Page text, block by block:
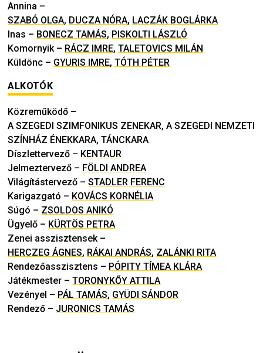
Annina –
SZABÓ OLGA, DUCZA NÓRA, LACZÁK BOGLÁRKA
Inas – BONECZ TAMÁS, PISKOLTI LÁSZLÓ
Komornyik– RÁCZ IMRE,TALETOVICS MILÁN
Küldönc – GYURIS IMRE,TÓTH PÉTER
ALKOTÓK
Közreműködő –
A SZEGEDI SZIMFONIKUS ZENEKAR, A SZEGEDI NEMZETI
SZÍNHÁZ ÉNEKKARA, TÁNCKARA
Díszlettervező – KENTAUR
Jelmeztervező – FÖLDI ANDREA
Világítástervező –STADLER FERENC
Karigazgató – KOVÁCS KORNÉLIA
Súgó – ZSOLDOS ANIKÓ
Ügyelő – KÜRTÖS PETRA
Zenei asszisztensek–
HERCZEG ÁGNES, RÁKAI ANDRÁS, ZALÁNKI RITA
Rendezőasszisztens – PÓPITY TÍMEA KLÁRA
Játékmester –TORONYKŐY ATTILA
Vezényel – PÁL TAMÁS, GYÜDI SÁNDOR
Rendező – JURONICS TAMÁS